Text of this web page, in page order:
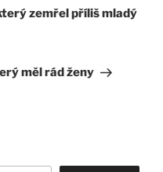
zemřel příliš mladý
měl rád ženy